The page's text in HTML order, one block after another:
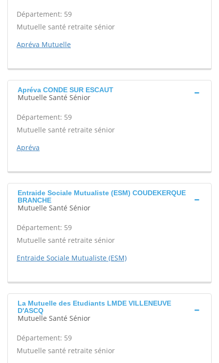
Département: 59
Mutuelle santé retraite sénior
Apréva Mutuelle
Apréva CONDE SUR ESCAUT
Mutuelle Santé Sénior
Département: 59
Mutuelle santé retraite sénior
Apréva
Entraide Sociale Mutualiste (ESM) COUDEKERQUE
BRANCHE
Mutuelle Santé Sénior
Département: 59
Mutuelle santé retraite sénior
Entraide Sociale Mutualiste (ESM)
La Mutuelle des Etudiants LMDE VILLENEUVE
D'ASCQ
Mutuelle Santé Sénior
Département: 59
Mutuelle santé retraite sénior